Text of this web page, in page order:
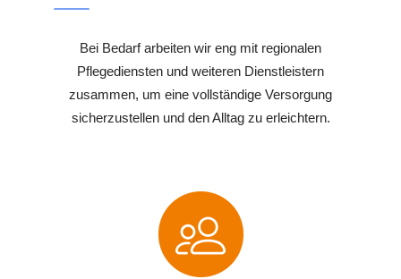
Bei Bedarf arbeiten wir eng mit regionalen
Pflegediensten und weiteren Dienstleistern
zusammen, um eine vollständige Versorgung
sicherzustellen und den Alltag zu erleichtern.